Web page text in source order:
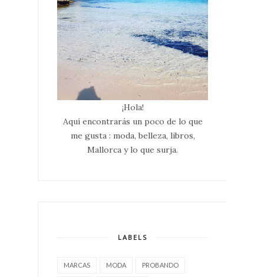
¡Hola!
Aquí encontrarás un poco de lo que
me gusta : moda, belleza, libros,
Mallorca y lo que surja.
LABELS
MARCAS MODA PROBANDO